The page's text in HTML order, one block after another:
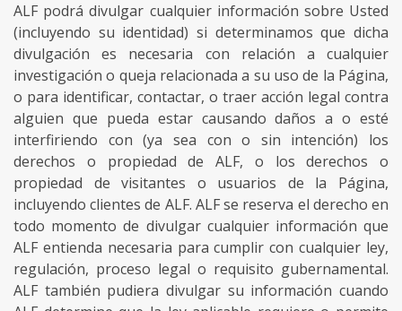
ALF podrá divulgar cualquier información sobre Usted
(incluyendo su identidad) si determinamos que dicha
divulgación es necesaria con relación a cualquier
investigación o queja relacionada a su uso de la Página,
o para identificar, contactar, o traer acción legal contra
alguien que pueda estar causando daños a o esté
interfiriendo con (ya sea con o sin intención) los
derechos o propiedad de ALF, o los derechos o
propiedad de visitantes o usuarios de la Página,
incluyendo clientes de ALF. ALF se reserva el derecho en
todo momento de divulgar cualquier información que
ALF entienda necesaria para cumplir con cualquier ley,
regulación, proceso legal o requisito gubernamental.
ALF también pudiera divulgar su información cuando